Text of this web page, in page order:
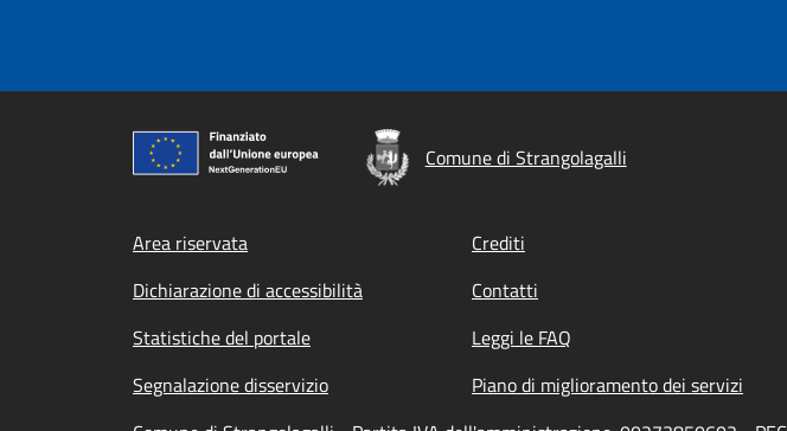
Comune di Strangolagalli
Footer menu
Area riservata Crediti
Dichiarazione di accessibilità
Contatti
Statistiche del portale
Leggi le FAQ
Segnalazione disservizio
Piano di miglioramento dei servizi